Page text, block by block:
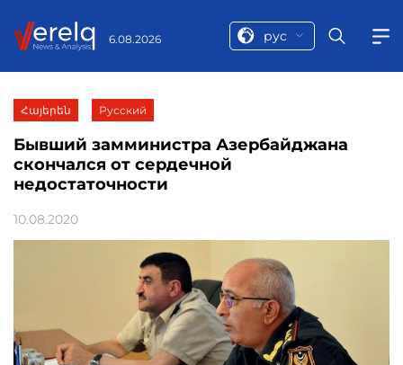
6.08.2026 рус
Հայերեն Русский
Бывший замминистра Азербайджана
скончался от сердечной
недостаточности
10.08.2020